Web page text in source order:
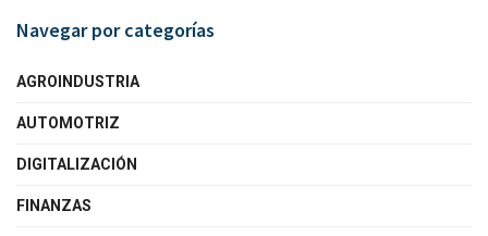
Navegar por categorías
AGROINDUSTRIA
AUTOMOTRIZ
DIGITALIZACIÓN
FINANZAS